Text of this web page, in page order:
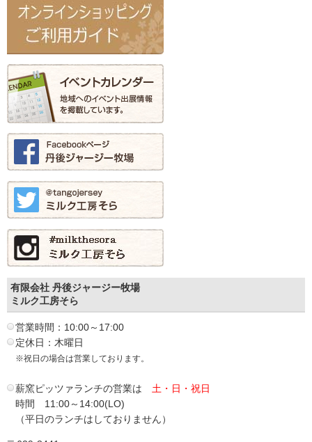
有限会社 丹後ジャージー牧場
ミルク工房そら
営業時間：10:00～17:00
定休日：木曜日
※祝日の場合は営業しております。
薪窯ピッツァランチの営業は 土・日・祝日
時間 11:00～14:00(LO)
（平日のランチはしておりません）